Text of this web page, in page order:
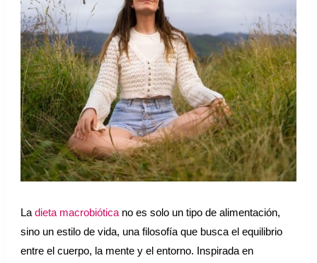
La dieta macrobióticano es solo un tipo de alimentación,
sino un estilo de vida, una filosofía que busca el equilibrio
entre el cuerpo, la mente y el entorno. Inspirada en